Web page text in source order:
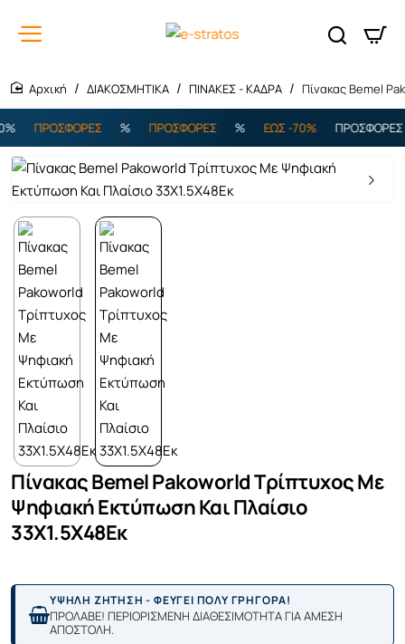
ΔΙΑΚΟΣΜΗΤΙΚΑ ΠΙΝΑΚΕΣ - ΚΑΔΡΑ Πίνακας Bemel
ΠΡΟΣΦΟΡΕΣ ΠΡΟΣΦΟΡΕΣ ΕΩΣ -70% ΠΡΟΣΦΟΡΕΣ
Πίνακας Bemel Pakoworld Τρίπτυχος Με
Ψηφιακή Εκτύπωση Και Πλαίσιο
33X1.5X48Εκ
ΥΨΗΛΗ ΖΗΤΗΣΗ - ΦΕΥΓΕΙ ΠΟΛΥ ΓΡΗΓΟΡΑ!
ΠΡΟΛΑΒΕ! ΠΕΡΙΟΡΙΣΜΕΝΗ ΔΙΑΘΕΣΙΜΟΤΗΤΑ ΓΙΑ ΑΜΕΣΗ
ΑΠΟΣΤΟΛΗ.